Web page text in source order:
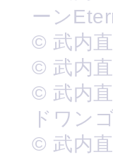
ーン
© 武内
© 武内
© 武内
ドワン
© 武内